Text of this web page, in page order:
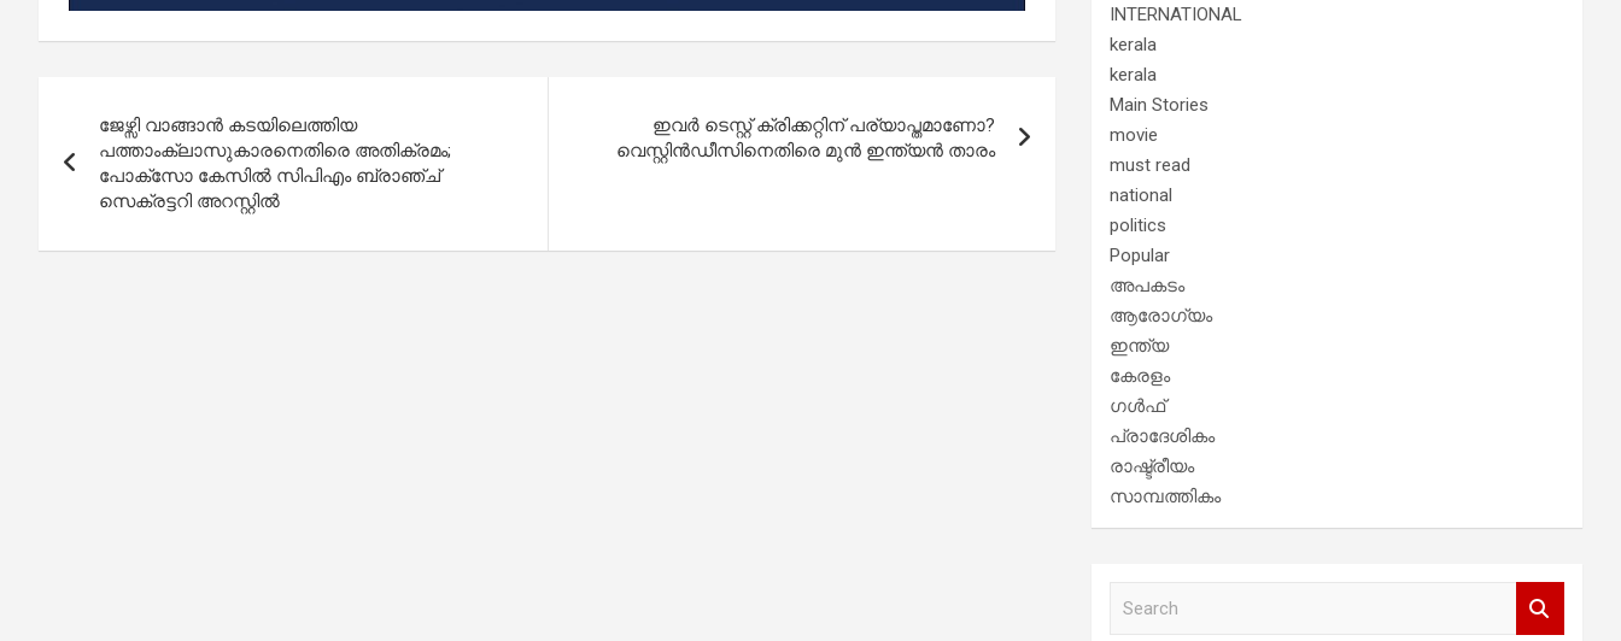
navigation
ജേഴ്സി വാങ്ങാന്‍ കടയിലെത്തിയ
പത്താംക്ലാസുകാരനെതിരെ അതിക്രമം;
പോക്സോ കേസില്‍ സിപിഎം ബ്രാഞ്ച്
സെക്രട്ടറി അറസ്റ്റിൽ
ഇവർ ടെസ്റ്റ് ക്രിക്കറ്റിന് പര്യാപ്തമാണോ?
വെസ്റ്റിൻഡീസിനെതിരെ മുൻ ഇന്ത്യൻ താരം
INTERNATIONAL
kerala
kerala
Main Stories
movie
must read
national
politics
Popular
അപകടം
ആരോഗ്യം
ഇന്ത്യ
കേരളം
ഗൾഫ്
പ്രാദേശികം
രാഷ്ട്രീയം
സാമ്പത്തികം